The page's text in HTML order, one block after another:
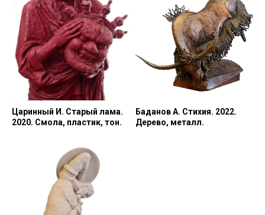
Царинный И. Старый лама.
2020. Смола, пластик, тон.
Баданов А. Стихия. 2022.
Дерево, металл.